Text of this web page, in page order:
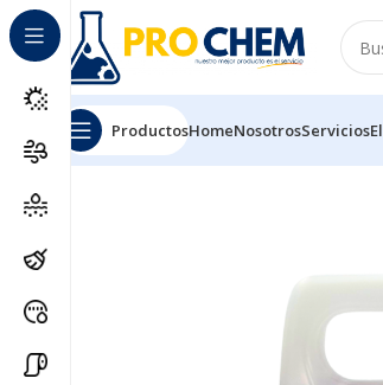
ProductosHomeNosotrosServicios
Inicio SOLUCIONES DE LIMPIEZA